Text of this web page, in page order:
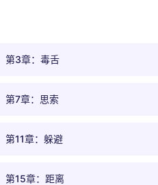
第3章：毒舌
第7章：思索
第11章：躲避
第15章：距离